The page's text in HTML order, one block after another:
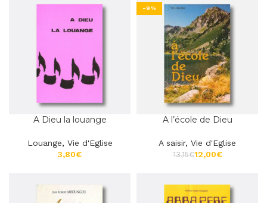
A Dieu la louange
Louange, Vie d'Eglise
€
-9%
A l’école de Dieu
A saisir, Vie d'Eglise
13,15€12,00€